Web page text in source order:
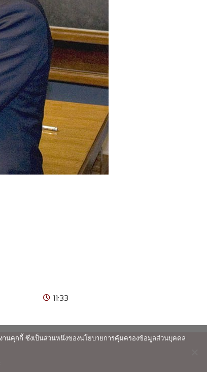
11:33
านคุกกี้ ซึ่งเป็นส่วนหนึ่งของนโยบายการคุ้มครองข้อมูลส่วนบุคคล